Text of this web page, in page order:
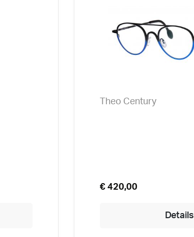
Theo Century
€ 420,00
Details